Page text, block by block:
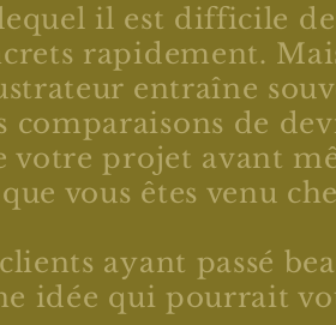
il est difficile
rapidement.
entraîne
de
votre projet avant
vous êtes venu
ayant passé
idée qui pourrait